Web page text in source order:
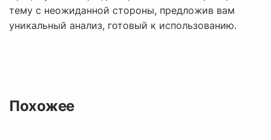
тему с неожиданной стороны, предложив вам
уникальный анализ, готовый к использованию.
Похожее